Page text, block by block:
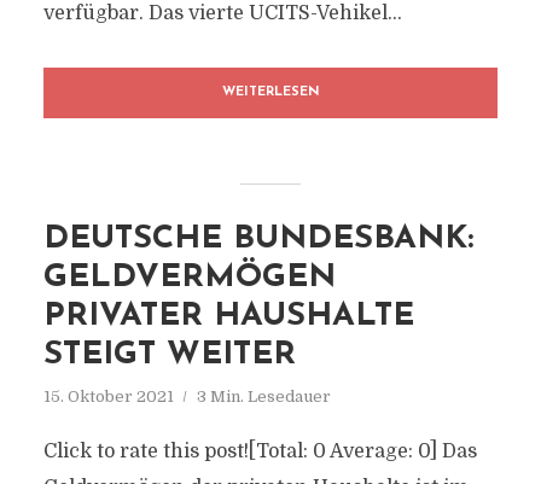
verfügbar. Das vierte UCITS-Vehikel...
WEITERLESEN
DEUTSCHE BUNDESBANK:
GELDVERMÖGEN
PRIVATER HAUSHALTE
STEIGT WEITER
15. Oktober 2021 3 Min. Lesedauer
Click to rate this post![Total: 0 Average: 0] Das